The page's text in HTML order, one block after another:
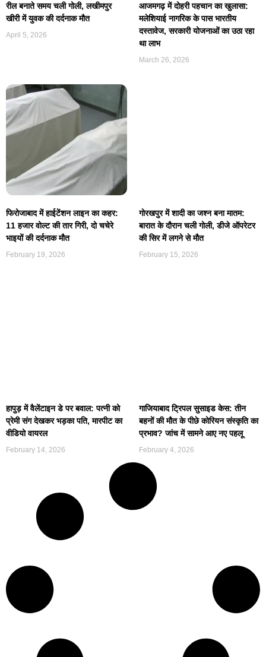
रील बनाते समय चली गोली, लखीमपुर
खीरी में युवक की दर्दनाक मौत
April 5, 2026
आजमगढ़ में दोहरी पहचान का खुलासा:
मलेशियाई नागरिक के पास भारतीय
दस्तावेज, सरकारी योजनाओं का उठा रहा
था लाभ
March 26, 2026
फिरोजाबाद में हाईटेंशन लाइन का कहर:
11 हजार वोल्ट की तार गिरी, दो चचेरे
भाइयों की दर्दनाक मौत
February 19, 2026
गोरखपुर में शादी का जश्न बना मातम:
बारात के दौरान चली गोली, डीजे ऑपरेटर
की सिर में लगने से मौत
February 15, 2026
हापुड़ में वैलेंटाइन डे पर बवाल: पत्नी को
प्रेमी संग देखकर भड़का पति, मारपीट का
वीडियो वायरल
February 14, 2026
गाजियाबाद ट्रिपल सुसाइड केस: तीन
बहनों की मौत के पीछे कोरियन संस्कृति का
प्रभाव? जांच में सामने आए नए पहलू
February 4, 2026